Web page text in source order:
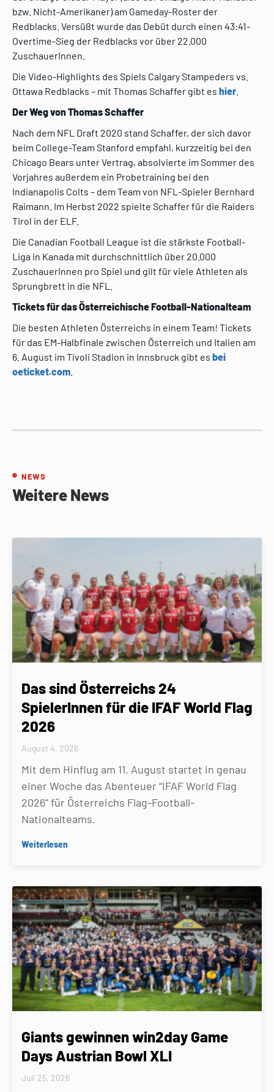
bzw. Nicht-Amerikaner) am Gameday-Roster der
Redblacks. Versüßt wurde das Debüt durch einen 43:41-
Overtime-Sieg der Redblacks vor über 22.000
ZuschauerInnen.
Die Video-Highlights des Spiels Calgary Stampeders vs.
Ottawa Redblacks – mit Thomas Schaffer gibt es hier
Der Weg von Thomas Schaffer
Nach dem NFL Draft 2020 stand Schaffer, der sich davor
beim College-Team Stanford empfahl, kurzzeitig bei den
Chicago Bears unter Vertrag, absolvierte im Sommer des
Vorjahres außerdem ein Probetraining bei den
Indianapolis Colts – dem Team von NFL-Spieler Bernhard
Raimann. Im Herbst 2022 spielte Schaffer für die Raiders
Tirol in der ELF.
Die Canadian Football League ist die stärkste Football-
Liga in Kanada mit durchschnittlich über 20.000
ZuschauerInnen pro Spiel und gilt für viele Athleten als
Sprungbrett in die NFL.
Tickets für das Österreichische Football-Nationalteam
Die besten Athleten Österreichs in einem Team! Tickets
für das EM-Halbfinale zwischen Österreich und Italien am
6. August im Tivoli Stadion in Innsbruck gibt es bei
oeticket.com
NEWS
Weitere News
Das sind Österreichs 24
SpielerInnen für die IFAF World Flag
2026
August 4, 2026
Mit dem Hinflug am 11. August startet in genau
einer Woche das Abenteuer “IFAF World Flag
2026” für Österreichs Flag-Football-
Nationalteams.
Weiterlesen
Giants gewinnen win2day Game
Days Austrian Bowl XLI
Juli 25, 2026